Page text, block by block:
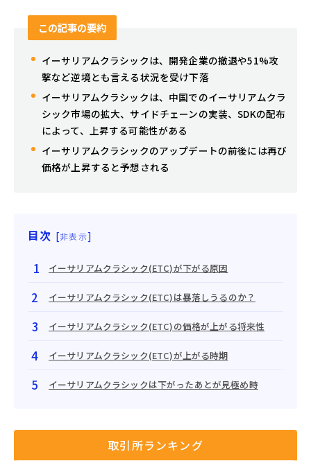
この記事の要約
イーサリアムクラシックは、開発企業の撤退や51%攻
撃など逆境とも言える状況を受け下落
イーサリアムクラシックは、中国でのイーサリアムクラ
シック市場の拡大、サイドチェーンの実装、SDKの配布
によって、上昇する可能性がある
イーサリアムクラシックのアップデートの前後には再び
価格が上昇すると予想される
目次 [非表示]
イーサリアムクラシック(ETC)が下がる原因
イーサリアムクラシック(ETC)は暴落しうるのか？
イーサリアムクラシック(ETC)の価格が上がる将来性
イーサリアムクラシック(ETC)が上がる時期
イーサリアムクラシックは下がったあとが見極め時
取引所ランキング